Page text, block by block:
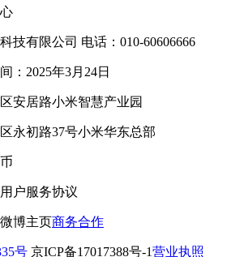
技有限公司 电话：010-60606666
：2025年3月24日
安居路小米智慧产业园
永初路37号小米华东总部
用户服务协议
微博主页商务合作
号 京ICP备17017388号-1营业执照